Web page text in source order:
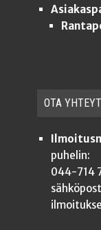
OTA
puhelin:
044-714